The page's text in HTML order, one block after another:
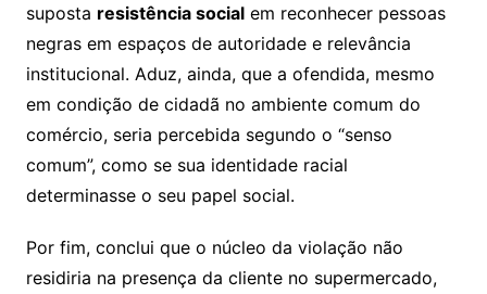
suposta resistência socialem reconhecer pessoas
negras em espaços de autoridade e relevância
institucional. Aduz, ainda, que a ofendida, mesmo
em condição de cidadã no ambiente comum do
comércio, seria percebida segundo o “senso
comum”, como se sua identidade racial
determinasse o seu papel social.
Por fim, conclui que o núcleo da violação não
residiria na presença da cliente no supermercado,